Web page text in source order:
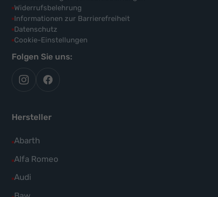
Widerrufsbelehrung
Informationen zur Barrierefreiheit
Datenschutz
Cookie-Einstellungen
Folgen Sie uns:
autoflex
auf
autoflex24
auf
Hersteller
Abarth
Alle
Fahrzeuge
Abarth
Alfa Romeo
Alle
Fahrzeuge
Audi
Alle
Fahrzeuge